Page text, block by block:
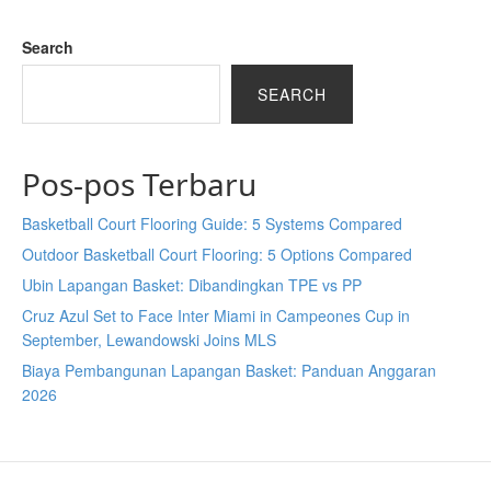
Search
SEARCH
Pos-pos Terbaru
Basketball Court Flooring Guide: 5 Systems Compared
Outdoor Basketball Court Flooring: 5 Options Compared
Ubin Lapangan Basket: Dibandingkan TPE vs PP
Cruz Azul Set to Face Inter Miami in Campeones Cup in
September, Lewandowski Joins MLS
Biaya Pembangunan Lapangan Basket: Panduan Anggaran
2026